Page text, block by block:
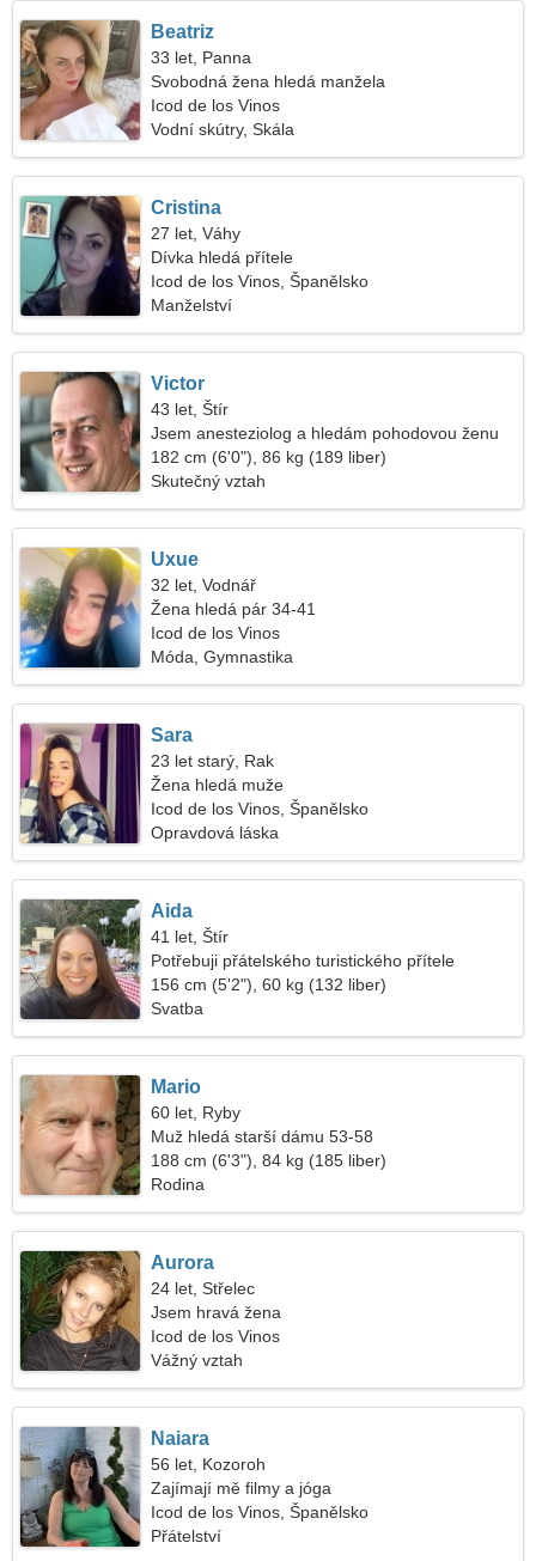
Beatriz
33 let, Panna
Svobodná žena hledá manžela
Icod de los Vinos
Vodní skútry, Skála
Cristina
27 let, Váhy
Dívka hledá přítele
Icod de los Vinos, Španělsko
Manželství
Victor
43 let, Štír
Jsem anesteziolog a hledám pohodovou ženu
182 cm (6'0"), 86 kg (189 liber)
Skutečný vztah
Uxue
32 let, Vodnář
Žena hledá pár 34-41
Icod de los Vinos
Móda, Gymnastika
Sara
23 let starý, Rak
Žena hledá muže
Icod de los Vinos, Španělsko
Opravdová láska
Aida
41 let, Štír
Potřebuji přátelského turistického přítele
156 cm (5'2"), 60 kg (132 liber)
Svatba
Mario
60 let, Ryby
Muž hledá starší dámu 53-58
188 cm (6'3"), 84 kg (185 liber)
Rodina
Aurora
24 let, Střelec
Jsem hravá žena
Icod de los Vinos
Vážný vztah
Naiara
56 let, Kozoroh
Zajímají mě filmy a jóga
Icod de los Vinos, Španělsko
Přátelství